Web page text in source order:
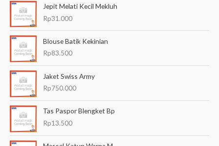
n
u
Jepit Melati Kecil Mekluh
Rp31.000
Blouse Batik Kekinian
Rp83.500
Jaket Swiss Army
Rp750.000
Tas Paspor Blengket Bp
Rp13.500